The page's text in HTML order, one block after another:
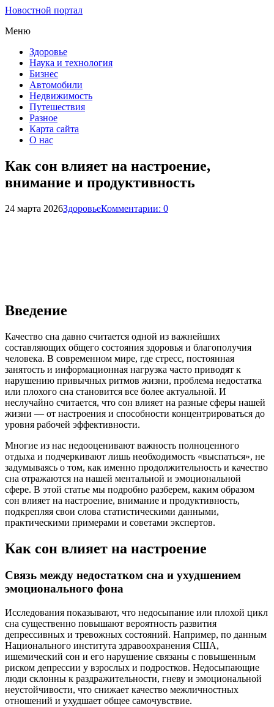
Новостной портал
Меню
Здоровье
Наука и технология
Бизнес
Автомобили
Недвижимость
Путешествия
Разное
Карта сайта
О нас
Как сон влияет на настроение,
внимание и продуктивность
24 марта 2026ЗдоровьеКомментарии: 0
Введение
Качество сна давно считается одной из важнейших
составляющих общего состояния здоровья и благополучия
человека. В современном мире, где стресс, постоянная
занятость и информационная нагрузка часто приводят к
нарушению привычных ритмов жизни, проблема недостатка
или плохого сна становится все более актуальной. И
неслучайно считается, что сон влияет на разные сферы нашей
жизни — от настроения и способности концентрироваться до
уровня рабочей эффективности.
Многие из нас недооценивают важность полноценного
отдыха и подчеркивают лишь необходимость «выспаться», не
задумываясь о том, как именно продолжительность и качество
сна отражаются на нашей ментальной и эмоциональной
сфере. В этой статье мы подробно разберем, каким образом
сон влияет на настроение, внимание и продуктивность,
подкрепляя свои слова статистическими данными,
практическими примерами и советами экспертов.
Как сон влияет на настроение
Связь между недостатком сна и ухудшением
эмоционального фона
Исследования показывают, что недосыпание или плохой цикл
сна существенно повышают вероятность развития
депрессивных и тревожных состояний. Например, по данным
Национального института здравоохранения США,
ишемический сон и его нарушение связаны с повышенным
риском депрессии у взрослых и подростков. Недосыпающие
люди склонны к раздражительности, гневу и эмоциональной
неустойчивости, что снижает качество межличностных
отношений и ухудшает общее самочувствие.